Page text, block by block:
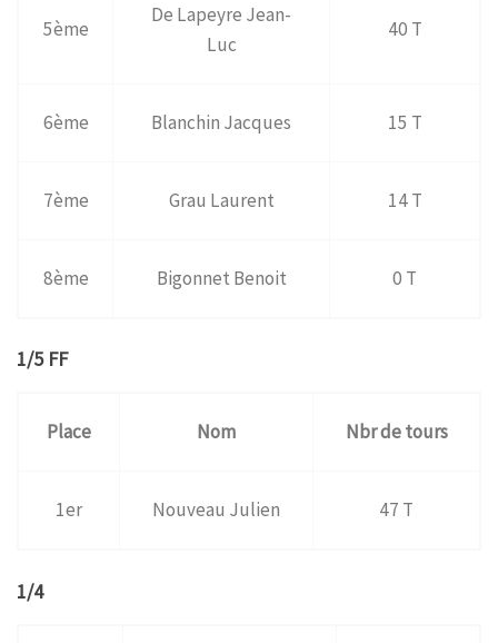
5ème
De Lapeyre Jean-
Luc
40 T
6ème Blanchin Jacques 15 T
7ème Grau Laurent 14 T
8ème Bigonnet Benoit 0 T
1/5 FF
Place Nom Nbr de tours
1er Nouveau Julien 47 T
1/4